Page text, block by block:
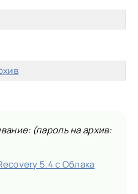
(пароль на архив:
5.4 с Облака